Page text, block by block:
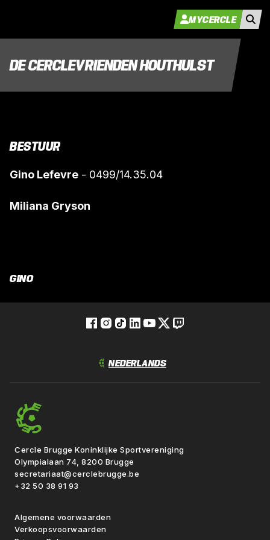
MYCERCLE
DE CERCLEVRIENDEN HOUTHULST
BESTUUR
Gino Lefevre - 0499/14.35.04
Miliana Gryson
GINO
Cercle Brugge Koninklijke Sportvereniging
Olympialaan 74, 8200 Brugge
secretariaat@cerclebrugge.be
+32 50 38 91 93
Algemene voorwaarden
Verkoopsvoorwaarden